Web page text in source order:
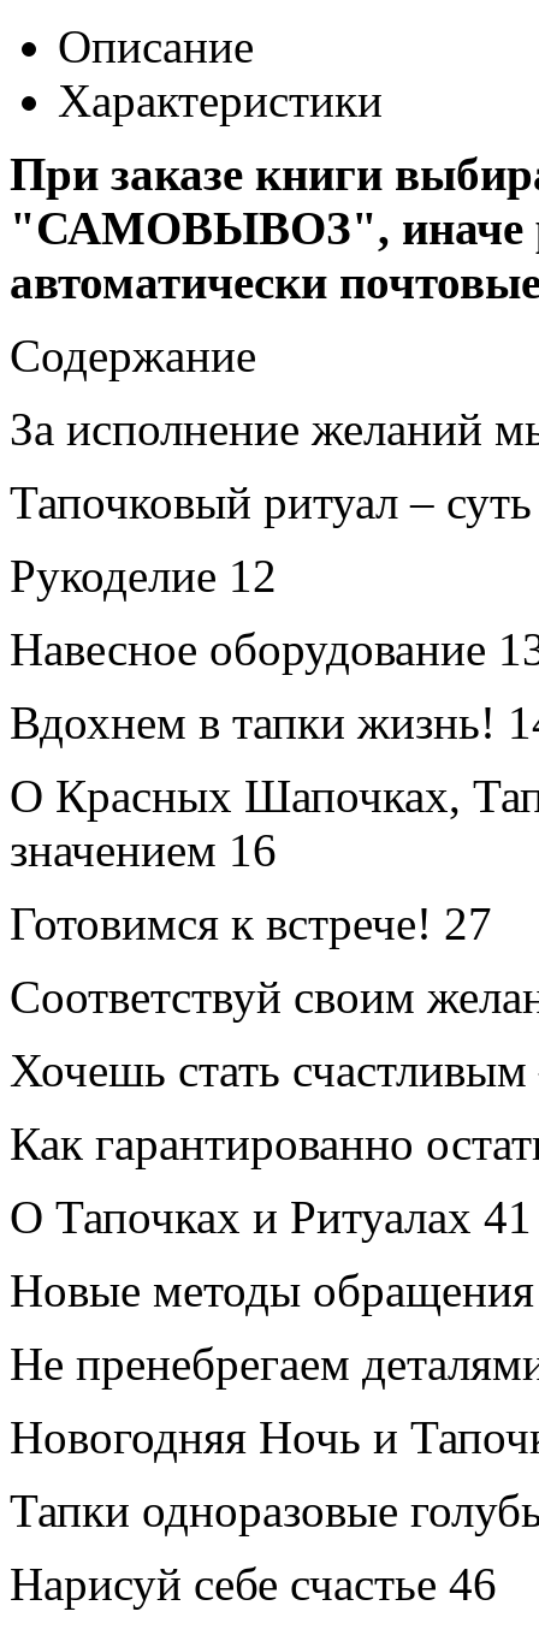
Описание
Характеристики
При заказе книги
"САМОВЫВОЗ", иначе
автоматически
Содержание
За исполнение желаний
Тапочковый ритуал –
Рукоделие 12
Навесное оборудование
Вдохнем в тапки жизнь!
О Красных Шапочках,
значением 16
Готовимся к встрече! 27
Соответствуй своим
Хочешь стать
Как гарантированно
О Тапочках и Ритуалах 41
Новые методы обращения
Не пренебрегаем
Новогодняя Ночь и
Тапки одноразовые
Нарисуй себе счастье 46